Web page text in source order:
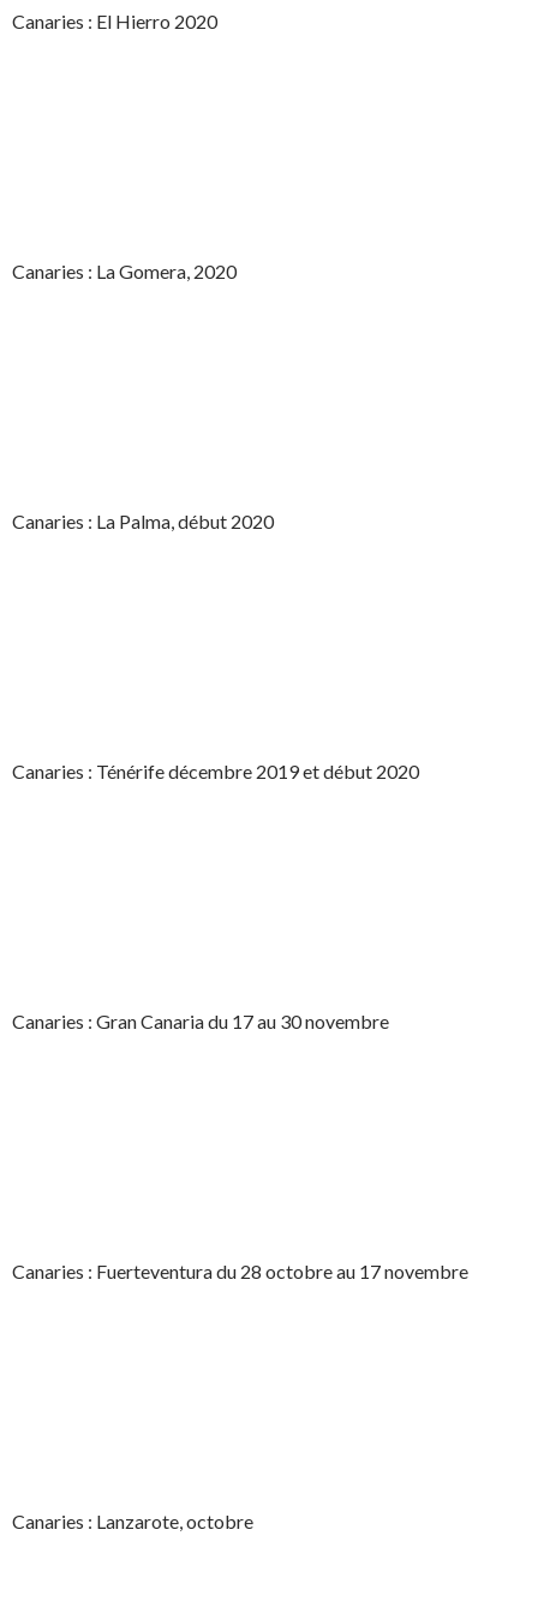
Canaries : El Hierro 2020
Canaries : La Gomera, 2020
Canaries : La Palma, début 2020
Canaries : Ténérife décembre 2019 et début 2020
Canaries : Gran Canaria du 17 au 30 novembre
Canaries : Fuerteventura du 28 octobre au 17 novembre
Canaries : Lanzarote, octobre